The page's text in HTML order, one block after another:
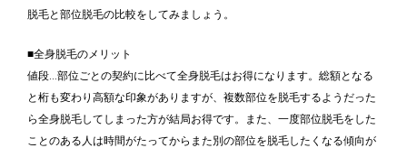
脱毛と部位脱毛の比較をしてみましょう。
■全身脱毛のメリット
値段…部位ごとの契約に比べて全身脱毛はお得になります。総額となる
と桁も変わり高額な印象がありますが、複数部位を脱毛するようだった
ら全身脱毛してしまった方が結局お得です。また、一度部位脱毛をした
ことのある人は時間がたってからまた別の部位を脱毛したくなる傾向が